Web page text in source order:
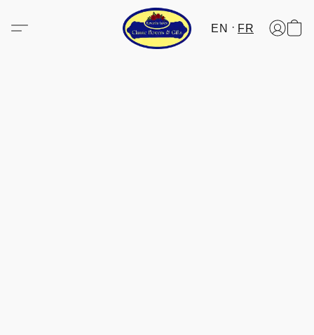
EN FR